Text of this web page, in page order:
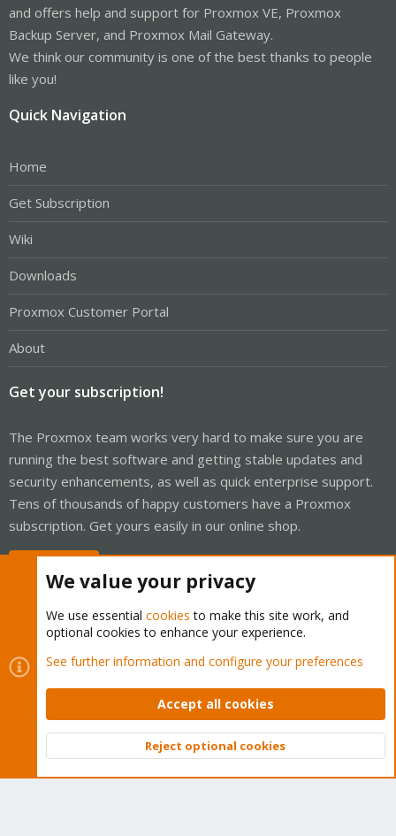
and offers help and support for Proxmox VE, Proxmox
Backup Server, and Proxmox Mail Gateway.
We think our community is one of the best thanks to people
like you!
Quick Navigation
Home
Get Subscription
Wiki
Downloads
Proxmox Customer Portal
About
Get your subscription!
The Proxmox team works very hard to make sure you are
running the best software and getting stable updates and
security enhancements, as well as quick enterprise support.
Tens of thousands of happy customers have a Proxmox
subscription. Get yours easily in our online shop.
Cookies
Proxmox Support Forum - Light Mode
Contact us
Terms and rules Privacy policy Help Home
Community platform by XenForo © 2010-2026 XenForo Ltd.
Top
We value your privacy
We use essential cookies to make this site work, and
optional cookies to enhance your experience.
See further information and configure your preferences
Accept all cookies
Reject optional cookies